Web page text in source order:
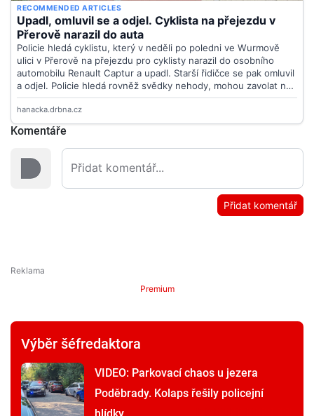
Komentáře
Přidat komentář
Premium
Výběr šéfredaktora
VIDEO: Parkovací chaos u jezera
Poděbrady. Kolaps řešily policejní